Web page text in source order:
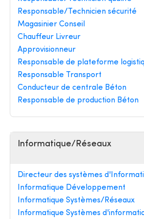
Responsable/Technicien sécurité
Magasinier Conseil
Chauffeur Livreur
Approvisionneur
Responsable de plateforme
Responsable Transport
Conducteur de centrale Béton
Responsable de production Béton
Informatique/Réseaux
Directeur des systèmes
Informatique Développement
Informatique Systèmes/Réseaux
Informatique Systèmes